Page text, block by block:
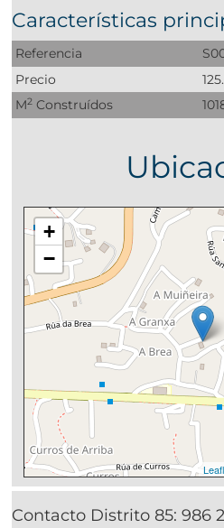
Características
Referencia
Precio
M2 Construídos
+
−
Contacto Distrito 85:986